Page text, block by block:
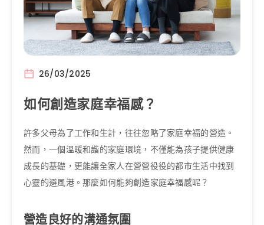
26/03/2025
如何創造家庭幸福感？
許多父母為了工作和生計，往往忽略了家庭幸福的營造。
然而，一個溫暖和諧的家庭環境，不僅能為孩子提供健康
成長的基礎，更能讓全家人在營營役役的都市生活中找到
心靈的避風港。那麼如何能夠創造家庭幸福感呢？
營造良好的溝通氛圍